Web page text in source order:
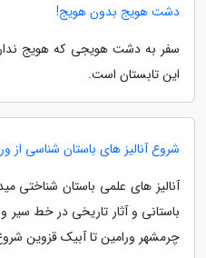
دشت هویج بدون هویج!
سفر به دشت هویجی که هویج
این تابستان است.
شروع آنالیز های باستان شناسی از
آنالیز های علمی باستان شناختی
باستانی و آثار تاریخی در خط سیر و
چرمشهر ورامین تا آبیک قزوین